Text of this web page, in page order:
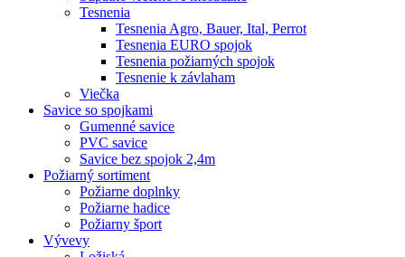
Tesnenia
Tesnenia Agro, Bauer, Ital, Perrot
Tesnenia EURO spojok
Tesnenia požiarných spojok
Tesnenie k závlaham
Viečka
Savice so spojkami
Gumenné savice
PVC savice
Savice bez spojok 2,4m
Požiarný sortiment
Požiarne doplnky
Požiarne hadice
Požiarny šport
Vývevy